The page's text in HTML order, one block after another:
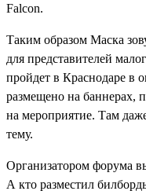
Falcon.
Таким образом Маска
для представителей
пройдет в Краснодаре в
размещено на баннерах,
на мероприятие. Там
тему.
Организатором форума
А кто разместил